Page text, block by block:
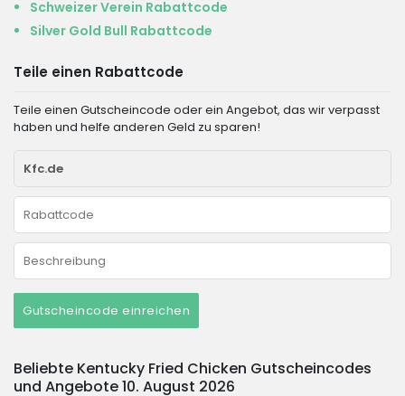
Schweizer Verein Rabattcode
Silver Gold Bull Rabattcode
Teile einen Rabattcode
Teile einen Gutscheincode oder ein Angebot, das wir verpasst
haben und helfe anderen Geld zu sparen!
Gutscheincode einreichen
Beliebte Kentucky Fried Chicken Gutscheincodes
und Angebote 10. August 2026